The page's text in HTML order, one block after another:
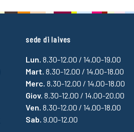
sede di laives
Lun. 8.30-12.00 / 14.00-19.00
Mart. 8.30-12.00 / 14.00-18.00
Merc. 8.30-12.00 / 14.00-18.00
Giov. 8.30-12.00 / 14.00-20.00
Ven. 8.30-12.00 / 14.00-18.00
Sab. 9.00-12.00